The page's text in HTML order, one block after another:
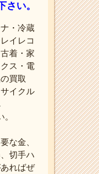
さい。
・冷蔵
イレコ
着・家
ス・電
買取
イクル
な金、
切手ハ
ればぜ